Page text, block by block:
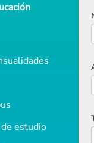
estudio